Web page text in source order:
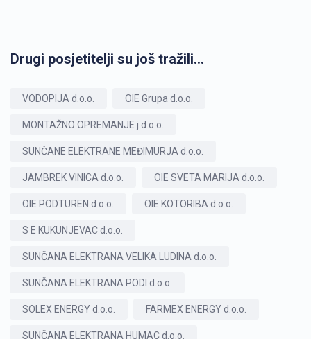
Drugi posjetitelji su još tražili...
VODOPIJA d.o.o. OIE Grupa d.o.o.
MONTAŽNO OPREMANJE j.d.o.o.
SUNČANE ELEKTRANE MEĐIMURJA d.o.o.
JAMBREK VINICA d.o.o. OIE SVETA MARIJA d.o.o.
OIE PODTUREN d.o.o. OIE KOTORIBA d.o.o.
S E KUKUNJEVAC d.o.o.
SUNČANA ELEKTRANA VELIKA LUDINA d.o.o.
SUNČANA ELEKTRANA PODI d.o.o.
SOLEX ENERGY d.o.o. FARMEX ENERGY d.o.o.
SUNČANA ELEKTRANA HUMAC d.o.o.